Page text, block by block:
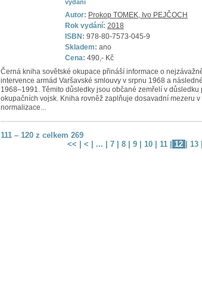
vydání
Autor: Prokop TOMEK, Ivo PEJČOCH
Rok vydání: 2018
ISBN: 978-80-7573-045-9
Skladem: ano
Cena: 490,- Kč
Černá kniha sovětské okupace přináší informace o
intervence armád Varšavské smlouvy v srpnu 1968 a
1968–1991. Těmito důsledky jsou občané zemřelí v
okupačních vojsk. Kniha rovněž zaplňuje dosavadní mezeru
normalizace...
111 – 120 z celkem 269
<<
< | ... | 7 8 9 10 11 12 13